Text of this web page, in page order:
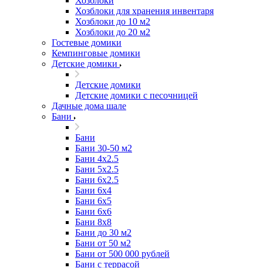
Хозблоки для хранения инвентаря
Хозблоки до 10 м2
Хозблоки до 20 м2
Гостевые домики
Кемпинговые домики
Детские домики
Детские домики
Детские домики с песочницей
Дачные дома шале
Бани
Бани
Бани 30-50 м2
Бани 4x2.5
Бани 5x2.5
Бани 6x2.5
Бани 6х4
Бани 6х5
Бани 6х6
Бани 8x8
Бани до 30 м2
Бани от 50 м2
Бани от 500 000 рублей
Бани с террасой